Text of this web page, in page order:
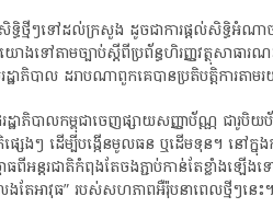
ទ្ធិ​ថ្មីៗ​ទៅ​ដល់​ក្រសួង​ ដូច​ជា​ការ​ផ្តល់​សិទ្ធិ​អំណា
ង​ទៅ​តាម​ច្បាប់​ស្តី​ពី​ប្រព័ន្ធ​ហិរញ្ញវត្ថុ​សាធា
ឋាភិបាល​ ដរាបណា​ពួក​គេ​បាន​ប្រតិបត្តិការ​តាម​រ
ាជរដ្ឋាភិបាល​កម្ពុជា​ចេញផ្សាយ​សញ្ញាប័ណ្ណ​
សេងៗ​ ដើម្បី​បង្កើន​មូលធន​ ឬ​ដើមទុន​។​ នៅ​ក្នុង​
ធ​ពី​អន្តរជាតិ​កំពុង​តែ​ចង​ភ្ជាប់​កាន់តែ​ខ្លាំង​ឡ
ងតែ​អាវុធ​”​ របស់​សហភាព​អឺរ៉ុប​នា​ពេល​ថ្មីៗ​នេះ​។​